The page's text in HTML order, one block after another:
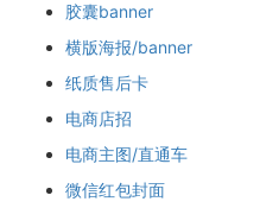
胶囊banner
横版海报/banner
纸质售后卡
电商店招
电商主图/直通车
微信红包封面